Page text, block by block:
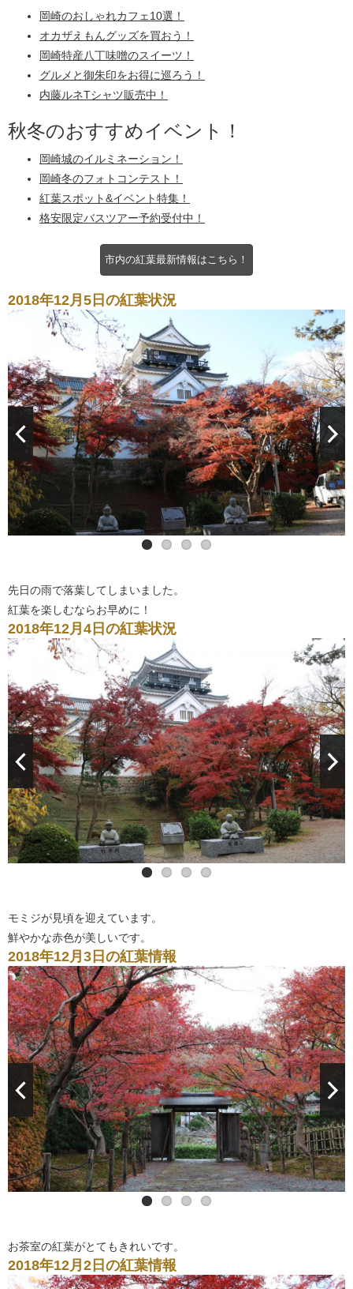
岡崎のおしゃれカフェ10選！
オカザえもんグッズを買おう！
岡崎特産八丁味噌のスイーツ！
グルメと御朱印をお得に巡ろう！
内藤ルネTシャツ販売中！
秋冬のおすすめイベント！
岡崎城のイルミネーション！
岡崎冬のフォトコンテスト！
紅葉スポット&イベント特集！
格安限定バスツアー予約受付中！
市内の紅葉最新情報はこちら！
2018年12月5日の紅葉状況
先日の雨で落葉してしまいました。
紅葉を楽しむならお早めに！
2018年12月4日の紅葉状況
モミジが見頃を迎えています。
鮮やかな赤色が美しいです。
2018年12月3日の紅葉情報
お茶室の紅葉がとてもきれいです。
2018年12月2日の紅葉情報